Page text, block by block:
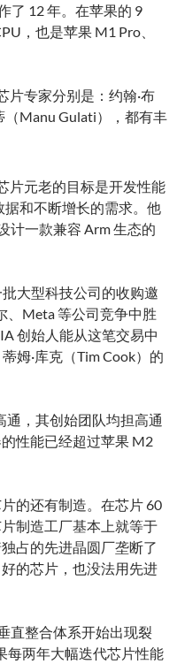
了 12 年。在苹果的 9
，也是苹果 M1 Pro、
片专家分别是：约翰·布
（Manu Gulati），都有丰
片元老的目标是开发性能
和不断增长的需求。他
一款兼容 Arm 生态的
大型科技公司的收购邀
、Meta 等公司竞争中胜
创始人能从这笔交易中
姆·库克（Tim Cook）的
，其创始团队均担高通
性能已经超过苹果 M2
的还有制造。在芯片 60
制造工厂基本上就等于
占的先进晶圆厂垄断了
的芯片，也没法用先进
直整合体系开始出现裂
每两年大幅迭代芯片性能